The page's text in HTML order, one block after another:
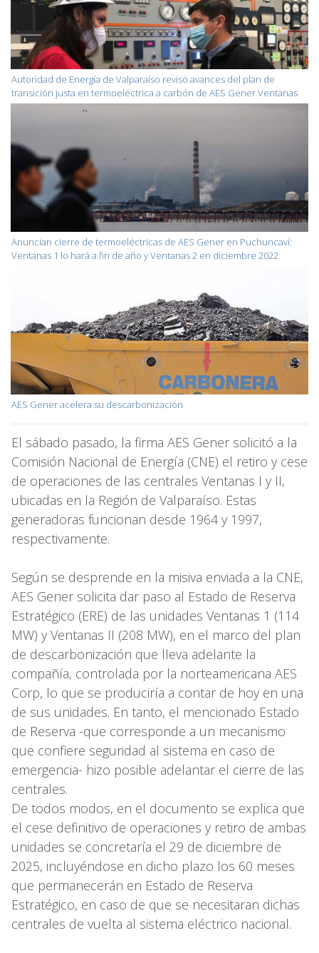
Autoridad de Energía de Valparaíso revisó avances del plan de
transición justa en termoeléctrica a carbón de AES Gener Ventanas
Anuncian cierre de termoeléctricas de AES Gener en Puchuncaví:
Ventanas 1 lo hará a fin de año y Ventanas 2 en diciembre 2022
AES Gener acelera su descarbonización
El sábado pasado, la firma AES Gener solicitó a la
Comisión Nacional de Energía (CNE) el retiro y cese
de operaciones de las centrales Ventanas I y II,
ubicadas en la Región de Valparaíso. Estas
generadoras funcionan desde 1964 y 1997,
respectivamente.
Según se desprende en la misiva enviada a la CNE,
AES Gener solicita dar paso al Estado de Reserva
Estratégico (ERE) de las unidades Ventanas 1 (114
MW) y Ventanas II (208 MW), en el marco del plan
de descarbonización que lleva adelante la
compañía, controlada por la norteamericana AES
Corp, lo que se produciría a contar de hoy en una
de sus unidades. En tanto, el mencionado Estado
de Reserva -que corresponde a un mecanismo
que confiere seguridad al sistema en caso de
emergencia- hizo posible adelantar el cierre de las
centrales.
De todos modos, en el documento se explica que
el cese definitivo de operaciones y retiro de ambas
unidades se concretaría el 29 de diciembre de
2025, incluyéndose en dicho plazo los 60 meses
que permanecerán en Estado de Reserva
Estratégico, en caso de que se necesitaran dichas
centrales de vuelta al sistema eléctrico nacional.